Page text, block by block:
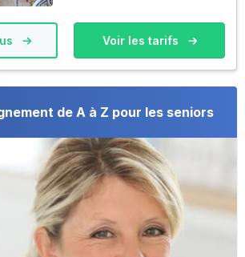
Voir les tarifs
de A à Z pour les seniors